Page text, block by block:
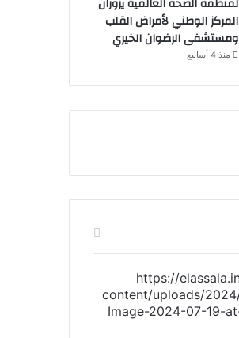
المركز الوطني لأمراض القلب
ومستشفى الرضوان الخيري
منذ 4 أسابيع